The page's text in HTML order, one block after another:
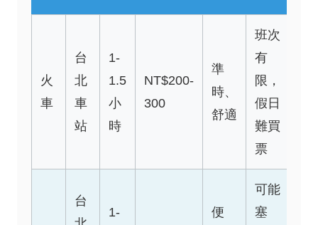
火
車
台
北
車
站
1-
1.5
小
時
NT$200-
300
準
時、
舒適
班次
有
限，
假日
難買
票
台
1-
便
可能
塞